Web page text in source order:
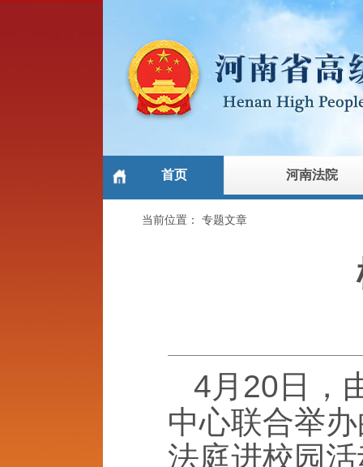
首页 河南法院
当前位置：专题文章
4月20日，
中心联合举
法庭进校园